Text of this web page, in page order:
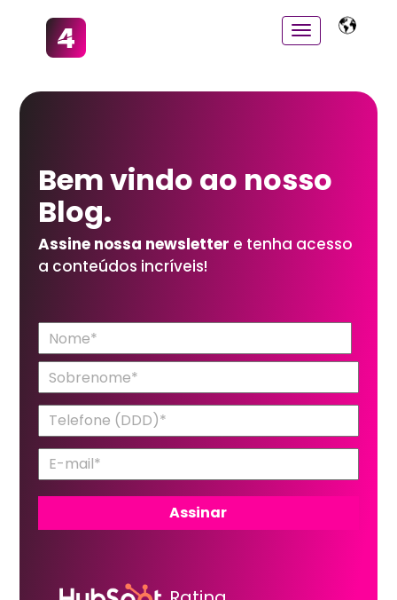
Bem vindo ao nosso
Blog.
Assine nossa newsletter e tenha acesso
a conteúdos incríveis!